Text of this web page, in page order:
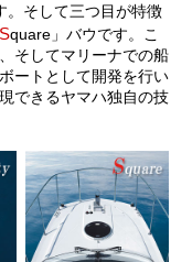
。そして三つ目が特徴
Square」バウです。こ
そしてマリーナでの船
ートとして開発を行い
できるヤマハ独自の技